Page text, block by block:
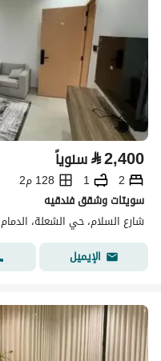
⃁2,400 سنوياً
2
1
128 م2
سويتات وشقق فندقيه
شارع السلام، حي الشعلة، الدمام
الإيميل